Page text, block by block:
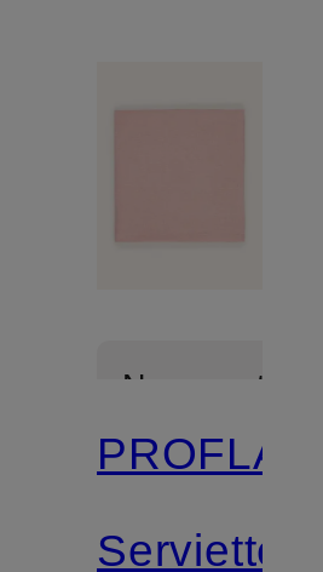
Nouveautés
PROFLAX
Serviette